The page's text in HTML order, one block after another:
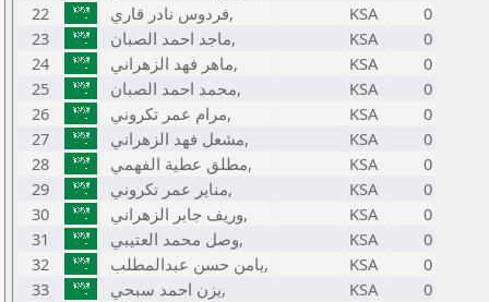
22
فردوس نادر قاري, KSA
0
23
ماجد احمد الصبان, KSA
0
24
ماهر فهد الزهراني, KSA
0
25
محمد احمد الصبان, KSA
0
26
مرام عمر تكروني, KSA
0
27
مشعل فهد الزهراني, KSA
0
28
مطلق عطية الفهمي, KSA
0
29
مناير عمر تكروني, KSA
0
30
وريف جابر الزهراني, KSA
0
31
وصل محمد العتيبي, KSA
0
32
يامن حسن عبدالمطلب, KSA
0
33
يزن احمد سبحي, KSA
0